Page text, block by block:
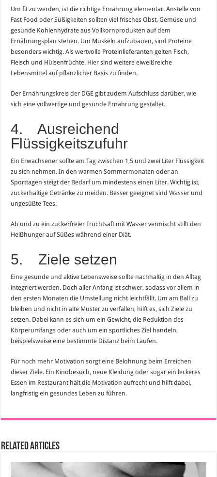
Um fit zu werden, ist die richtige Ernährung elementar. Anstelle von
Fast Food oder Süßigkeiten sollten viel frisches Obst, Gemüse und
gesunde Kohlenhydrate aus Vollkornprodukten auf dem
Ernährungsplan stehen. Um Muskeln aufzubauen, sind Proteine
besonders wichtig. Als wertvolle Proteinlieferanten gelten Fisch,
Fleisch und Hülsenfrüchte. Hier sind weitere eiweißreiche
Lebensmittel auf pflanzlicher Basis zu finden.
Der Ernährungskreis der DGE gibt zudem Aufschluss darüber, wie
sich eine vollwertige und gesunde Ernährung gestaltet.
4. Ausreichend
Flüssigkeitszufuhr
Ein Erwachsener sollte am Tag zwischen 1,5 und zwei Liter Flüssigkeit
zu sich nehmen. In den warmen Sommermonaten oder an
Sporttagen steigt der Bedarf um mindestens einen Liter. Wichtig ist,
zuckerhaltige Getränke zu meiden. Besser geeignet sindWasser und
ungesüßte Tees.
Ab und zu ein zuckerfreier Fruchtsaft mit Wasser vermischt stillt den
Heißhunger auf Süßes während einer Diät.
5. Ziele setzen
Eine gesunde und aktive Lebensweise sollte nachhaltig in den Alltag
integriert werden. Doch aller Anfang ist schwer, sodass vor allem in
den ersten Monaten die Umstellung nicht leichtfällt. Um am Ball zu
bleiben und nicht in alte Muster zu verfallen, hilft es, sich Ziele zu
setzen. Dabei kann es sich um ein Gewicht, die Reduktion des
Körperumfangs oder auch um ein sportliches Ziel handeln,
beispielsweise eine bestimmte Distanz beim Laufen.
Für noch mehr Motivation sorgt eine Belohnung beim Erreichen
dieser Ziele. Ein Kinobesuch, neue Kleidung oder sogar ein leckeres
Essen im Restaurant hält die Motivation aufrecht und hilft dabei,
langfristig ein gesundes Leben zu führen.
Related Articles